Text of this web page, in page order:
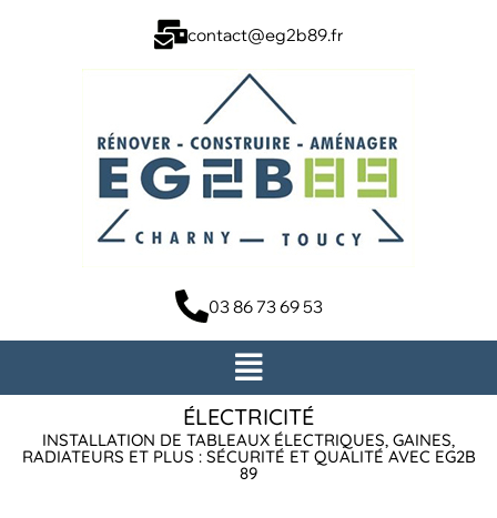
contact@eg2b89.fr
03 86 73 69 53
ÉLECTRICITÉ
INSTALLATION DE TABLEAUX ÉLECTRIQUES, GAINES,
RADIATEURS ET PLUS : SÉCURITÉ ET QUALITÉ AVEC EG2B
89